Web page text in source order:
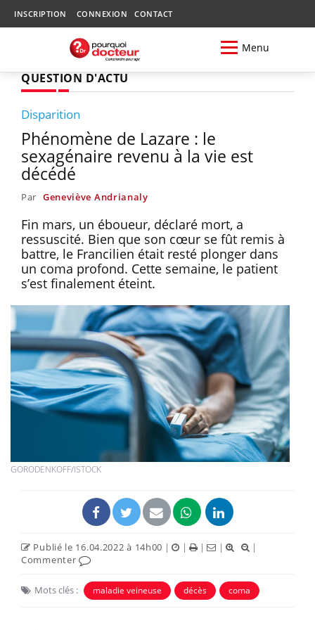
INSCRIPTION CONNEXION CONTACT
Menu
QUESTION D'ACTU
Disparition
Phénomène de Lazare : le
sexagénaire revenu à la vie est
décédé
Par Geneviève Andrianaly
Fin mars, un éboueur, déclaré mort, a
ressuscité. Bien que son cœur se fût remis à
battre, le Francilien était resté plonger dans
un coma profond. Cette semaine, le patient
s’est finalement éteint.
GORODENKOFF/ISTOCK
Publié le 16.04.2022 à 14h00 | | | |
|
Commenter
Mots clés : maladie veineuse décès coma